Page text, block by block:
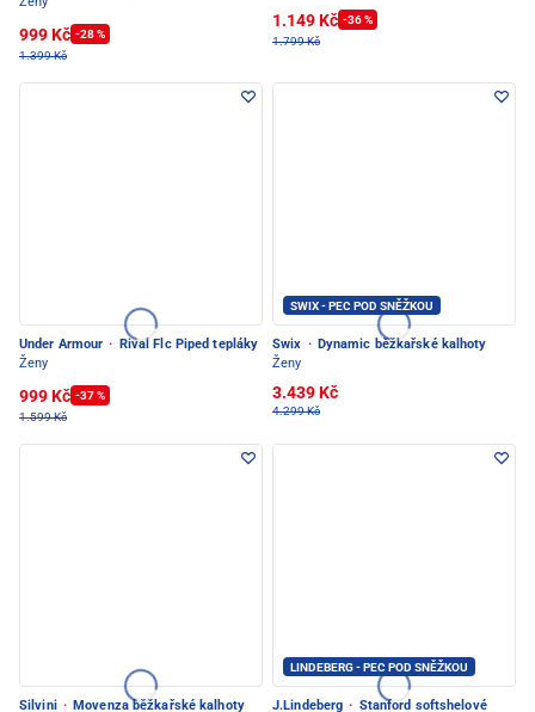
999 Kč -28 %
1.399 Kč
1.149 Kč -36 %
1.799 Kč
Under Armour ·
Rival Flc Piped tepláky
Ženy
999 Kč -37 %
1.599 Kč
SWIX - PEC POD SNĚŽKOU
Swix · Dynamic běžkařské kalhoty
Ženy
3.439 Kč
4.299 Kč
Silvini · Movenza běžkařské kalhoty
LINDEBERG - PEC POD SNĚŽKOU
J.Lindeberg · Stanford softshelové